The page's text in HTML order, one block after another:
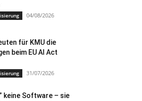
04/08/2026
für KMU die
beim EU AI Act
31/07/2026
keine Software – sie